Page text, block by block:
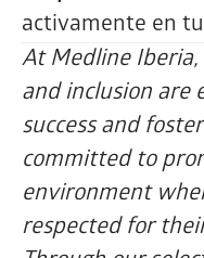
activamente en
At Medline
and inclusion are
success and
committed to
environment
respected for